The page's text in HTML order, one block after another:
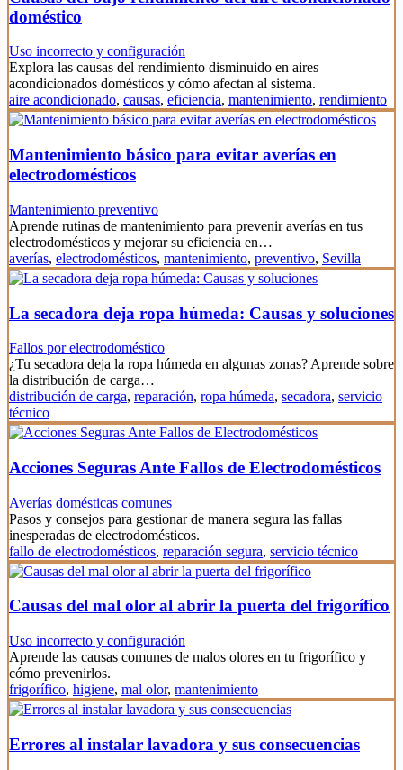
doméstico
Uso incorrecto y configuración
Explora las causas del rendimiento disminuido en aires
acondicionados domésticos y cómo afectan al sistema.
aire acondicionado, causas, eficiencia, mantenimiento, rendimiento
Mantenimiento básico para evitar averías en
electrodomésticos
Mantenimiento preventivo
Aprende rutinas de mantenimiento para prevenir averías en tus
electrodomésticos y mejorar su eficiencia en…
averías, electrodomésticos, mantenimiento, preventivo, Sevilla
La secadora deja ropa húmeda: Causas y soluciones
Fallos por electrodoméstico
¿Tu secadora deja la ropa húmeda en algunas zonas? Aprende sobre
la distribución de carga…
distribución de carga, reparación, ropa húmeda, secadora, servicio
técnico
Acciones Seguras Ante Fallos de Electrodomésticos
Averías domésticas comunes
Pasos y consejos para gestionar de manera segura las fallas
inesperadas de electrodomésticos.
fallo de electrodomésticos, reparación segura, servicio técnico
Causas del mal olor al abrir la puerta del frigorífico
Uso incorrecto y configuración
Aprende las causas comunes de malos olores en tu frigorífico y
cómo prevenirlos.
frigorífico, higiene, mal olor, mantenimiento
Errores al instalar lavadora y sus consecuencias